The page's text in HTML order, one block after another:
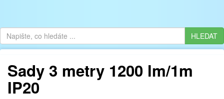
Sady 3 metry 1200 lm/1m
IP20